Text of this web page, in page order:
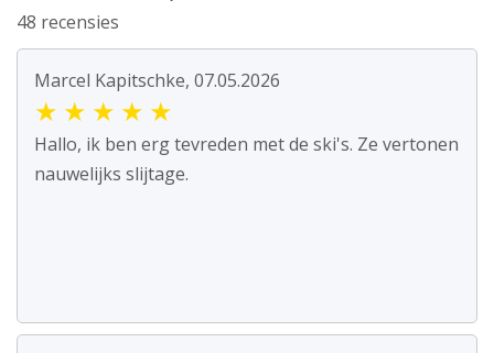
48 recensies
Marcel Kapitschke, 07.05.2026
★ ★ ★ ★ ★
Hallo, ik ben erg tevreden met de ski's. Ze vertonen
nauwelijks slijtage.